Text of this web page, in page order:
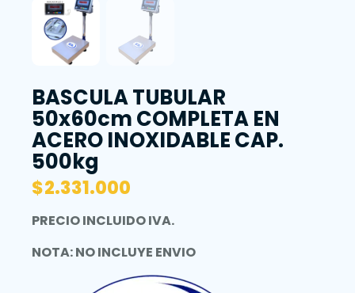
BASCULA TUBULAR
50x60cm COMPLETA EN
ACERO INOXIDABLE CAP.
500kg
$2.331.000
PRECIO INCLUIDO IVA.
NOTA: NO INCLUYE ENVIO